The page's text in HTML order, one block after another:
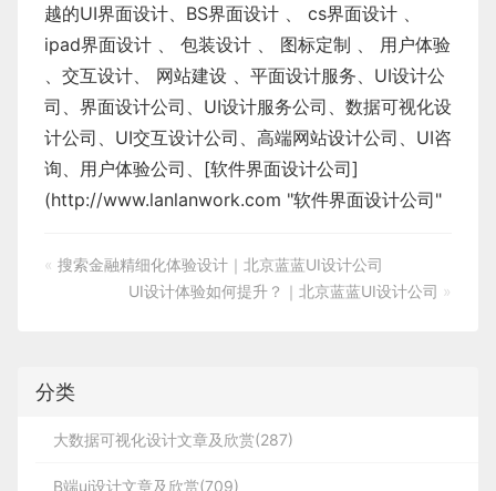
越的UI界面设计 BS界面设计 cs界面设计
ipad界面设计
包装设计 图标定制
用户体验
交互设计 网站建设 平面设计服务
UI设计公
司
界面设计公司 UI设计服务公司
数据可视化设
计公司
UI交互设计公司 高端网站设计公司
UI咨
询
用户体验公司 、[软件界面设计公司]
(http://www.lanlanwork.com "软件界面设计公司"
« 搜索金融精细化体验设计｜北京蓝蓝UI设计公司
UI设计体验如何提升？｜北京蓝蓝UI设计公司 »
分类
大数据可视化设计文章及欣赏(287)
B端ui设计文章及欣赏(709)